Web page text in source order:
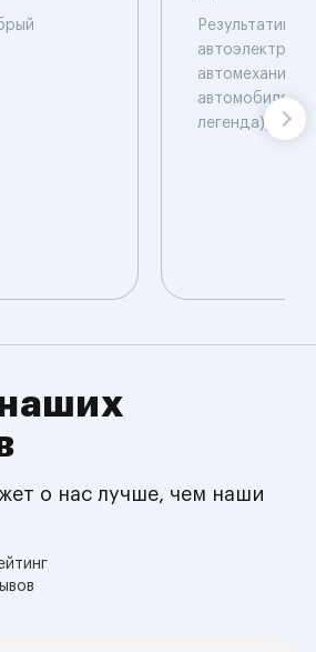
автоэлектрик и
автомеханик
автомобилям.
легенда))
о нас лучше, чем наши